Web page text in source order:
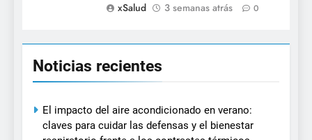
xSalud
3 semanas atrás 0
Noticias recientes
El impacto del aire acondicionado en verano:
claves para cuidar las defensas y el bienestar